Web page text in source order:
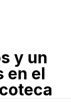
y un
en el